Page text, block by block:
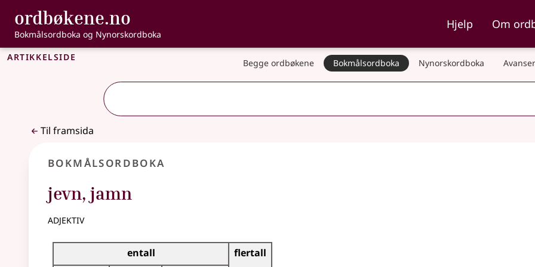
Gå til hovudinnhald
Tilgjenge
ordbøkene.no , Bokmålsordboka og Nynorskordboka
Bokmålsordboka og Nynorskordboka
Hjelp Om
Artikkelside Begge ordbøkene Bokmålsordboka Nynorskordboka
Til framsida
Bokmålsordboka
jevn, jamn
adjektiv
Bøyingstabell for dette adjektivet
entall
flertall